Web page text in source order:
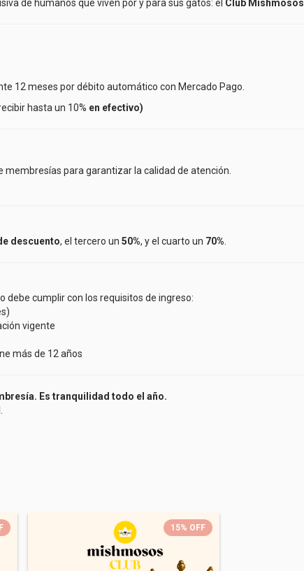
de humanos que viven por y para sus gatos: el Club Mishmosos
12 meses por débito automático con Mercado Pago.
hasta un 10% en efectivo)
para garantizar la calidad de atención.
descuento, el tercero un 50%, y el cuarto un 70%
debe cumplir con los requisitos de ingreso:
vigente
más de 12 años
Es tranquilidad todo el año.
15% OFF